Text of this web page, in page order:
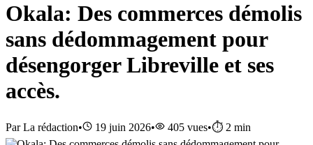
Okala: Des commerces démolis
sans dédommagement pour
désengorger Libreville et ses
accès.
ParLa rédaction• 19 juin 2026• 405 vues•⏱️ 2 min